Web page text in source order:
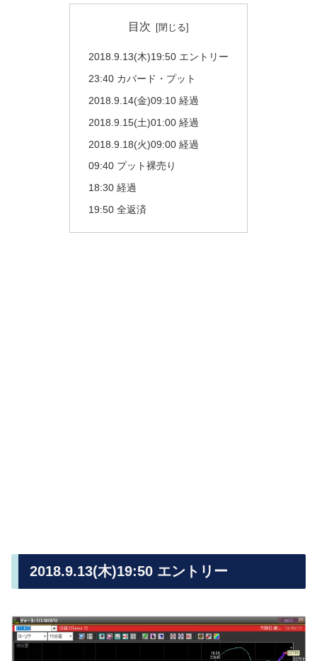
目次
2018.9.13(木)19:50 エントリー
23:40 カバード・プット
2018.9.14(金)09:10 経過
2018.9.15(土)01:00 経過
2018.9.18(火)09:00 経過
09:40 プット裸売り
18:30 経過
19:50 全返済
2018.9.13(木)19:50 エントリー